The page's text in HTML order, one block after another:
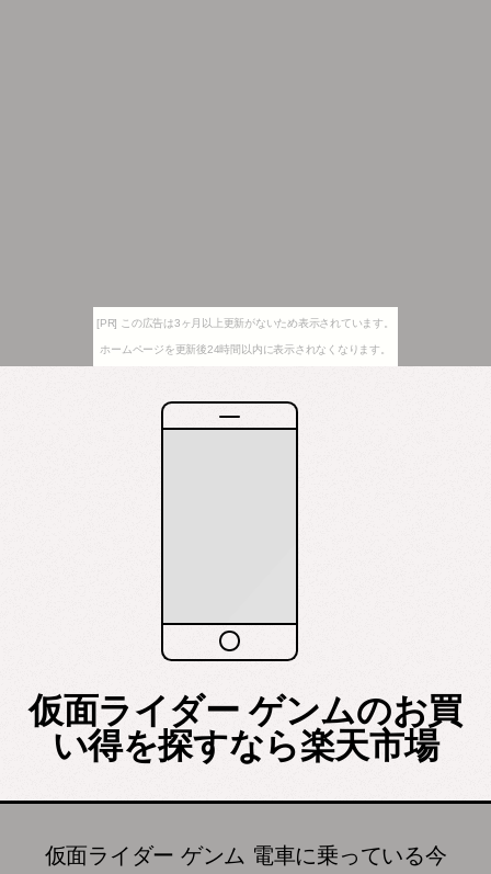
[PR] この広告は3ヶ月以上更新がないため表示されています。
ホームページを更新後24時間以内に表示されなくなります。
仮面ライダー ゲンムのお買
い得を探すなら楽天市場
仮面ライダー ゲンム 電車に乗っている今